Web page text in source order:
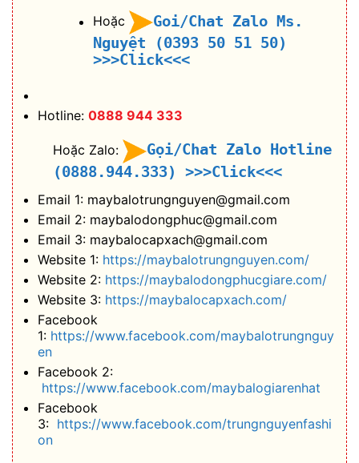
Hoặc
Goi/Chat Zalo Ms.
Nguyệt (0393 50 51 50)
>>>Click<<<
Hotline: 0888 944 333
Hoặc Zalo:
Gọi/Chat Zalo Hotline
(0888.944.333)
>>>Click<<<
Email 1: maybalotrungnguyen@gmail.com
Email 2: maybalodongphuc@gmail.com
Email 3: maybalocapxach@gmail.com
Website 1: https://maybalotrungnguyen.com/
Website 2: https://maybalodongphucgiare.com/
Website 3: https://maybalocapxach.com/
Facebook
1: https://www.facebook.com/maybalotrungnguy
en
Facebook 2:
https://www.facebook.com/maybalogiarenhat
Facebook
3: https://www.facebook.com/trungnguyenfashi
on